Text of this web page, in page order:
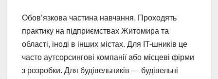
Обов’язкова частина навчання. Проходять
практику на підприємствах Житомира та
області, іноді в інших містах. Для IT-шників це
часто аутсорсингові компанії або місцеві фірми
з розробки. Для будівельників — будівельні